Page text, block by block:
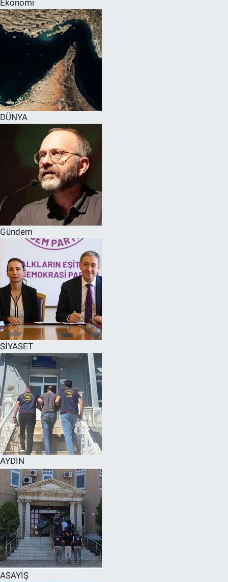
Ekonomi
DÜNYA
Gündem
SİYASET
AYDIN
ASAYİŞ
SPOR
RESMİ İLANLAR